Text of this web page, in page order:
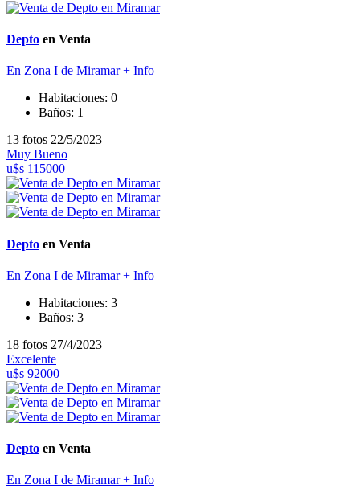
Depto en Venta
En Zona I de Miramar+ Info
Habitaciones: 0
Baños: 1
13 fotos 22/5/2023
Muy Bueno
u$s 115000
Depto en Venta
En Zona I de Miramar+ Info
Habitaciones: 3
Baños: 3
18 fotos 27/4/2023
Excelente
u$s 92000
Depto en Venta
En Zona I de Miramar+ Info